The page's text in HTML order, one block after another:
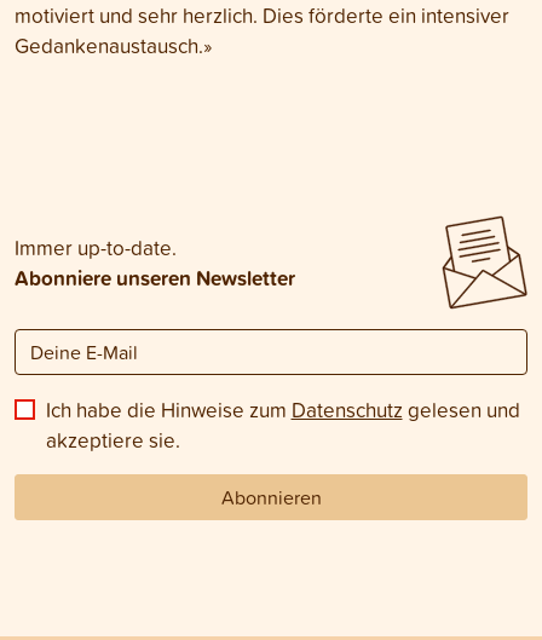
motiviert und sehr herzlich. Dies förderte ein intensiver
Gedankenaustausch.»
Immer up-to-date.
Abonniere unseren Newsletter
Ich habe die Hinweise zum Datenschutz gelesen und
akzeptiere sie.
Abonnieren